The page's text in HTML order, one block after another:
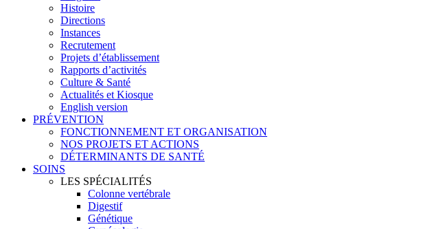
Histoire
Directions
Instances
Recrutement
Projets d’établissement
Rapports d’activités
Culture & Santé
Actualités et Kiosque
English version
PRÉVENTION
FONCTIONNEMENT ET ORGANISATION
NOS PROJETS ET ACTIONS
DÉTERMINANTS DE SANTÉ
SOINS
LES SPÉCIALITÉS
Colonne vertébrale
Digestif
Génétique